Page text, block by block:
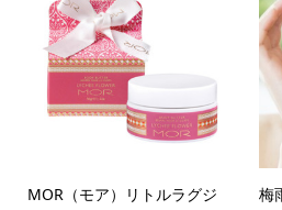
MOR（モア）リトルラグジ
梅